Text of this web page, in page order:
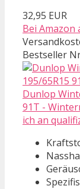
32,95 EUR
Bei Amazon
Bestseller
Dunlop
91T -
ich an